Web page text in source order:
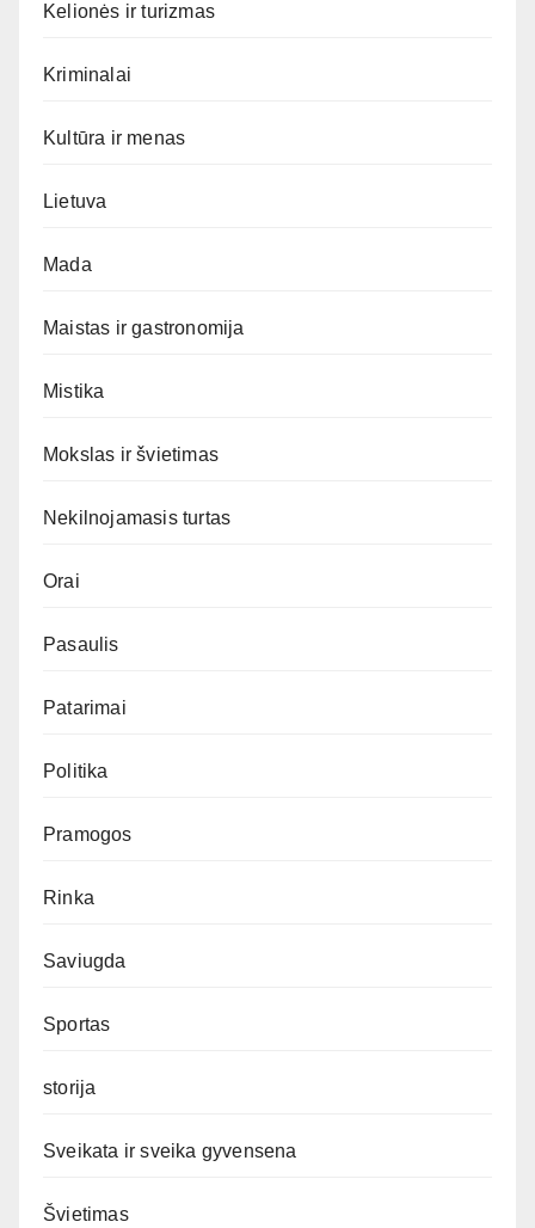
Kelionės ir turizmas
Kriminalai
Kultūra ir menas
Lietuva
Mada
Maistas ir gastronomija
Mistika
Mokslas ir švietimas
Nekilnojamasis turtas
Orai
Pasaulis
Patarimai
Politika
Pramogos
Rinka
Saviugda
Sportas
storija
Sveikata ir sveika gyvensena
Švietimas